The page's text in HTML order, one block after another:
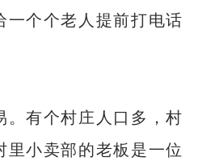
一个个老人提前打电话
。有个村庄人口多，村
里小卖部的老板是一位